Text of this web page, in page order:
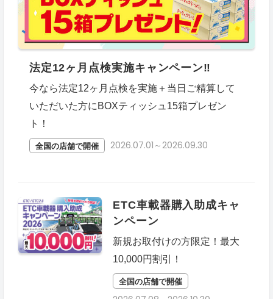
法定12ヶ月点検実施キャンペーン‼
今なら法定12ヶ月点検を実施＋当日ご精算して
いただいた方にBOXティッシュ15箱プレゼン
ト！
全国の店舗で開催 2026.07.01～2026.09.30
ETC車載器購入助成キャ
ンペーン
新規お取付けの方限定！最大
10,000円割引！
全国の店舗で開催